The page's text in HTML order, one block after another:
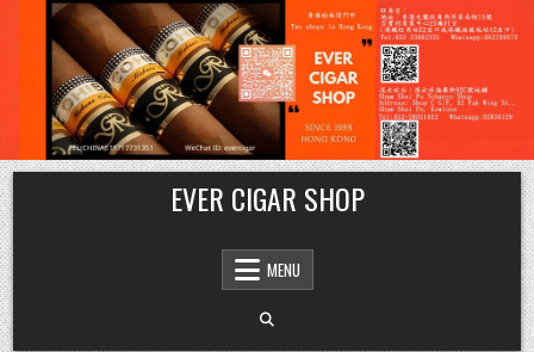
Skip
to
content
EVER CIGAR SHOP
MENU